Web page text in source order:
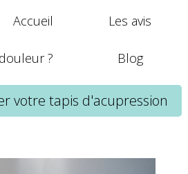
Accueil Les avis
? Blog
votre tapis d'acupression